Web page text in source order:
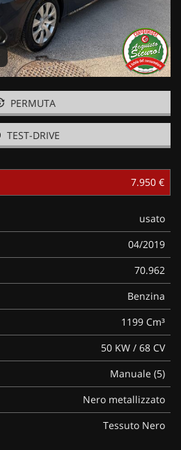
PERMUTA
TEST-DRIVE
7.950 €
usato
04/2019
70.962
Benzina
1199 Cm³
50 KW / 68 CV
Manuale (5)
Nero metallizzato
Tessuto Nero